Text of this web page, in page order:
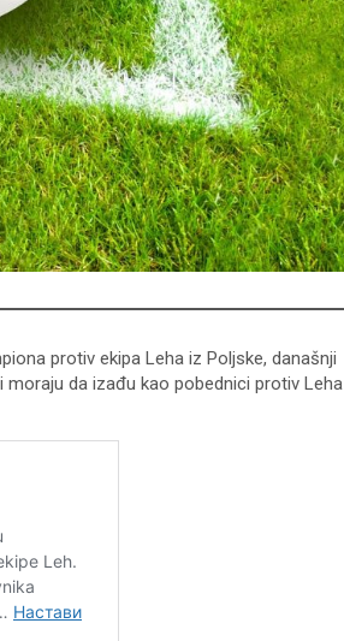
protiv ekipa Leha iz Poljske, današnji
da izađu kao pobednici protiv Leha